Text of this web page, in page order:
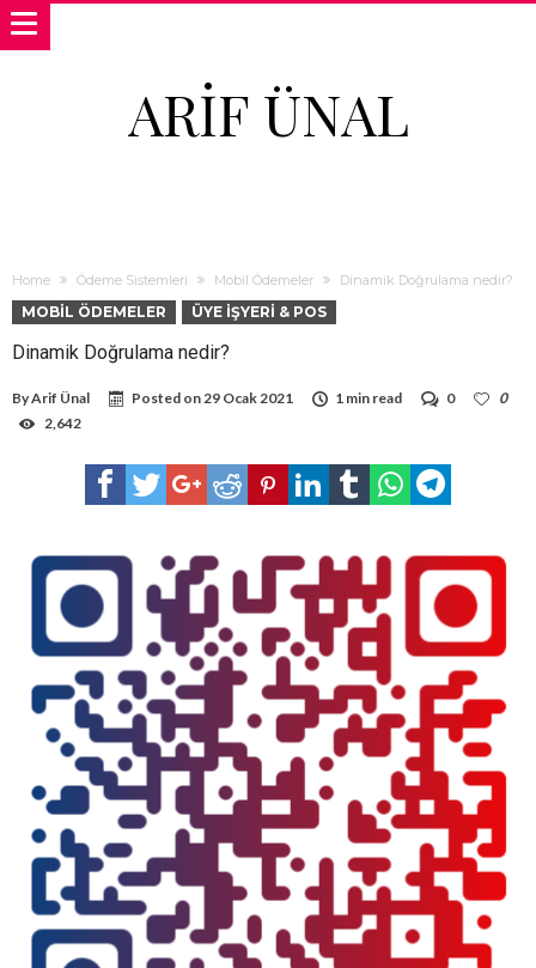
ARIF ÜNAL
Home Ödeme Sistemleri Mobil Ödemeler Dinamik Doğrulama nedir?
MOBIL ÖDEMELER ÜYE İŞYERI & POS
Dinamik Doğrulama nedir?
ByArif Ünal Posted on29 Ocak 2021 1 min read 0
0
2,642